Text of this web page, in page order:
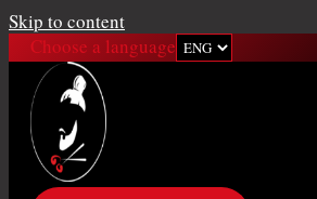
Skip to content
Choose a language